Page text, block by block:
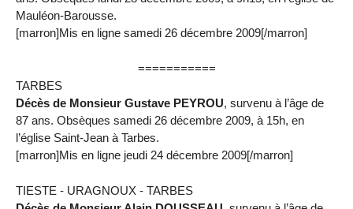
Mauléon-Barousse.
[marron]Mis en ligne samedi 26 décembre 2009[/marron]
===========
TARBES
Décès de Monsieur Gustave PEYROU, survenu à l’âge de
87 ans. Obsèques samedi 26 décembre 2009, à 15h, en
l’église Saint-Jean à Tarbes.
[marron]Mis en ligne jeudi 24 décembre 2009[/marron]
TIESTE - URAGNOUX - TARBES